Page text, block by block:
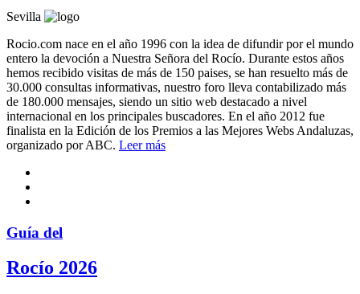
Sevilla
Rocio.com nace en el año 1996 con la idea de difundir por el mundo
entero la devoción a Nuestra Señora del Rocío. Durante estos años
hemos recibido visitas de más de 150 paises, se han resuelto más de
30.000 consultas informativas, nuestro foro lleva contabilizado más
de 180.000 mensajes, siendo un sitio web destacado a nivel
internacional en los principales buscadores. En el año 2012 fue
finalista en la Edición de los Premios a las Mejores Webs Andaluzas,
organizado por ABC. Leer más
Guía del
Rocío 2026